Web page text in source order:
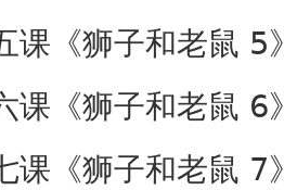
课《狮子和老鼠 5
课《狮子和老鼠 6
课《狮子和老鼠 7